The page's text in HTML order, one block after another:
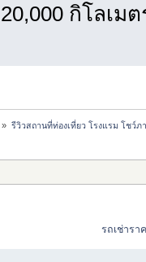
20,000 กิโลเมต
» รีวิวสถานที่ท่องเที่ยว โรงแรม โชว์ภ
รถเช่าร